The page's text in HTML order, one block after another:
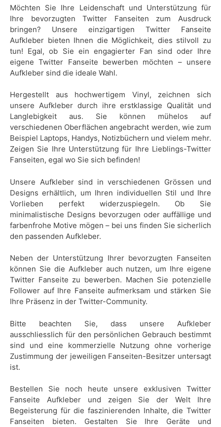
Möchten Sie Ihre Leidenschaft und Unterstützung für
Ihre bevorzugten Twitter Fanseiten zum Ausdruck
bringen? Unsere einzigartigen Twitter Fanseite
Aufkleber bieten Ihnen die Möglichkeit, dies stilvoll zu
tun! Egal, ob Sie ein engagierter Fan sind oder Ihre
eigene Twitter Fanseite bewerben möchten – unsere
Aufkleber sind die ideale Wahl.
Hergestellt aus hochwertigem Vinyl, zeichnen sich
unsere Aufkleber durch ihre erstklassige Qualität und
Langlebigkeit aus. Sie können mühelos auf
verschiedenen Oberflächen angebracht werden, wie zum
Beispiel Laptops, Handys, Notizbüchern und vielem mehr.
Zeigen Sie Ihre Unterstützung für Ihre Lieblings-Twitter
Fanseiten, egal wo Sie sich befinden!
Unsere Aufkleber sind in verschiedenen Grössen und
Designs erhältlich, um Ihren individuellen Stil und Ihre
Vorlieben perfekt widerzuspiegeln. Ob Sie
minimalistische Designs bevorzugen oder auffällige und
farbenfrohe Motive mögen – bei uns finden Sie sicherlich
den passenden Aufkleber.
Neben der Unterstützung Ihrer bevorzugten Fanseiten
können Sie die Aufkleber auch nutzen, um Ihre eigene
Twitter Fanseite zu bewerben. Machen Sie potenzielle
Follower auf Ihre Fanseite aufmerksam und stärken Sie
Ihre Präsenz in der Twitter-Community.
Bitte beachten Sie, dass unsere Aufkleber
ausschliesslich für den persönlichen Gebrauch bestimmt
sind und eine kommerzielle Nutzung ohne vorherige
Zustimmung der jeweiligen Fanseiten-Besitzer untersagt
ist.
Bestellen Sie noch heute unsere exklusiven Twitter
Fanseite Aufkleber und zeigen Sie der Welt Ihre
Begeisterung für die faszinierenden Inhalte, die Twitter
Fanseiten bieten. Gestalten Sie Ihre Geräte und